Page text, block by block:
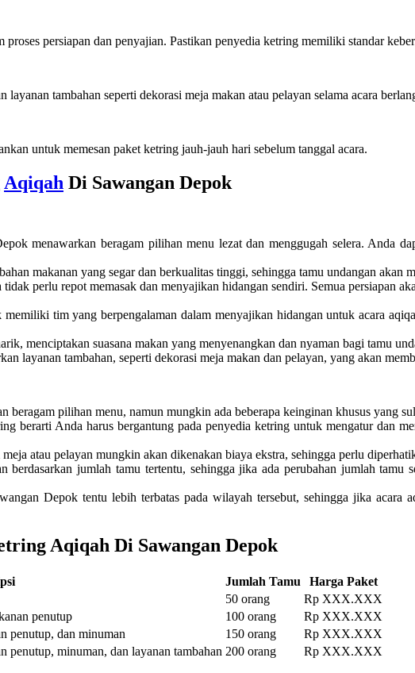
persiapan dan penyajian. Pastikan penyedia ketring memiliki standar
tambahan seperti dekorasi meja makan atau pelayan selama acara
untuk memesan paket ketring jauh-jauh hari sebelum tanggal acara.
Aqiqah Di Sawangan Depok
menawarkan beragam pilihan menu lezat dan menggugah selera. Anda
makanan yang segar dan berkualitas tinggi, sehingga tamu undangan akan
perlu repot memasak dan menyajikan hidangan sendiri. Semua persiapan
tim yang berpengalaman dalam menyajikan hidangan untuk acara
menciptakan suasana makan yang menyenangkan dan nyaman bagi tamu
layanan tambahan, seperti dekorasi meja makan dan pelayan, yang akan
beragam pilihan menu, namun mungkin ada beberapa keinginan khusus yang
berarti Anda harus bergantung pada penyedia ketring untuk mengatur dan
atau pelayan mungkin akan dikenakan biaya ekstra, sehingga perlu
berdasarkan jumlah tamu tertentu, sehingga jika ada perubahan jumlah tamu
Depok tentu lebih terbatas pada wilayah tersebut, sehingga jika acara
Aqiqah Di Sawangan Depok
Jumlah Tamu
Harga Paket
50 orang
Rp XXX.XXX
penutup 100 orang
Rp XXX.XXX
penutup, dan minuman 150 orang
Rp XXX.XXX
penutup, minuman, dan layanan tambahan 200 orang Rp XXX.XXX